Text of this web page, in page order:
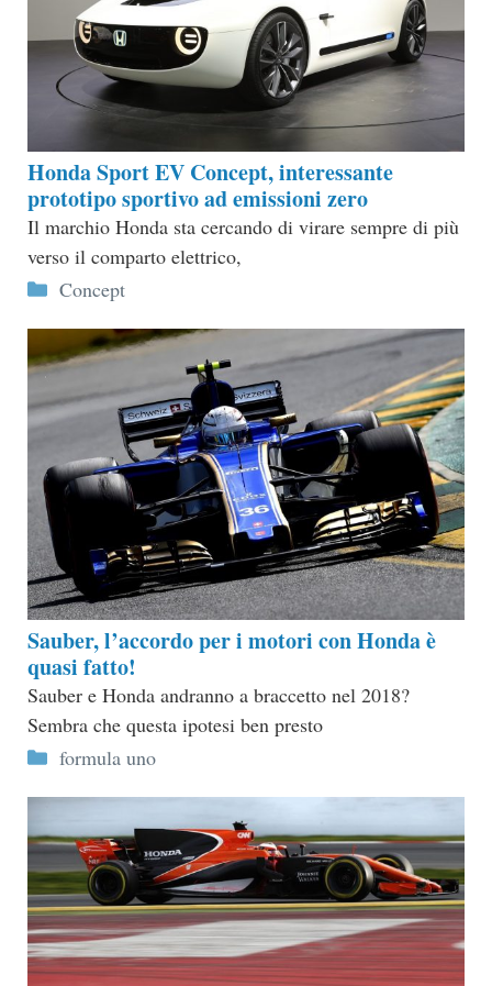
Honda Sport EV Concept, interessante
prototipo sportivo ad emissioni zero
Il marchio Honda sta cercando di virare sempre di più
verso il comparto elettrico,
Categorie
Concept
Sauber, l’accordo per i motori con Honda è
quasi fatto!
Sauber e Honda andranno a braccetto nel 2018?
Sembra che questa ipotesi ben presto
Categorie
formula uno